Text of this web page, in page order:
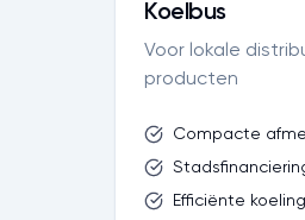
Koelbus
Voor lokale
producten
Compacte
Efficiënte koeling